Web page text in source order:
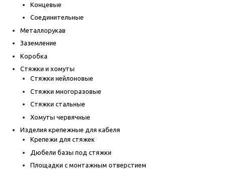
Концевые
Соединительные
Металлорукав
Заземление
Коробка
Стяжки и хомуты
Стяжки нейлоновые
Стяжки многоразовые
Стяжки стальные
Хомуты червячные
Изделия крепежные для кабеля
Крепежи для стяжек
Дюбели базы под стяжки
Площадки с монтажным отверстием